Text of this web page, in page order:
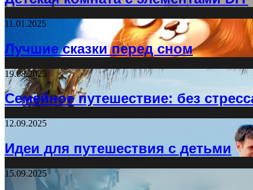
11.01.2025
Лучшие сказки перед сном
19.08.2025
Семейное путешествие: без
12.09.2025
Идеи для путешествия с детьми
15.09.2025